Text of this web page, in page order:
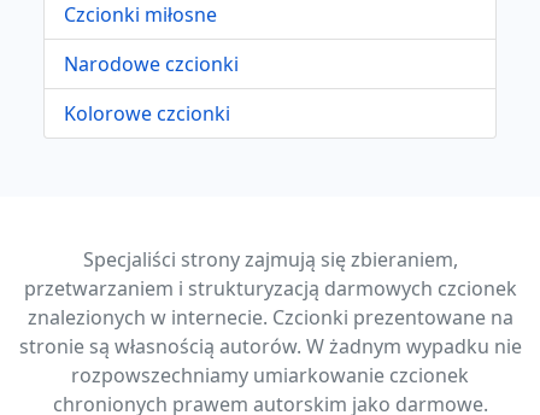
Czcionki miłosne
Narodowe czcionki
Kolorowe czcionki
Specjaliści strony zajmują się zbieraniem,
przetwarzaniem i strukturyzacją darmowych czcionek
znalezionych w internecie. Czcionki prezentowane na
stronie są własnością autorów. W żadnym wypadku nie
rozpowszechniamy umiarkowanie czcionek
chronionych prawem autorskim jako darmowe.